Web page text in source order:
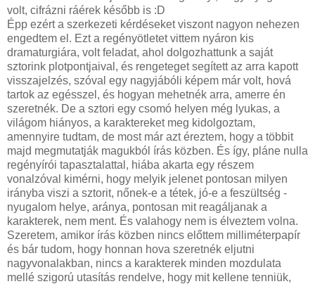
volt, cifrázni ráérek később is :D
Épp ezért a szerkezeti kérdéseket viszont nagyon nehezen
engedtem el. Ezt a regényötletet vittem nyáron kis
dramaturgiára, volt feladat, ahol dolgozhattunk a saját
sztorink plotpontjaival, és rengeteget segített az arra kapott
visszajelzés, szóval egy nagyjábóli képem már volt, hová
tartok az egésszel, és hogyan mehetnék arra, amerre én
szeretnék. De a sztori egy csomó helyen még lyukas, a
világom hiányos, a karaktereket meg kidolgoztam,
amennyire tudtam, de most már azt éreztem, hogy a többit
majd megmutatják magukból írás közben. És így, pláne nulla
regényírói tapasztalattal, hiába akarta egy részem
vonalzóval kimérni, hogy melyik jelenet pontosan milyen
irányba viszi a sztorit, nőnek-e a tétek, jó-e a feszültség -
nyugalom helye, aránya, pontosan mit reagáljanak a
karakterek, nem ment. És valahogy nem is élveztem volna.
Szeretem, amikor írás közben nincs előttem milliméterpapír
és bár tudom, hogy honnan hova szeretnék eljutni
nagyvonalakban, nincs a karakterek minden mozdulata
mellé szigorú utasítás rendelve, hogy mit kellene tenniük,